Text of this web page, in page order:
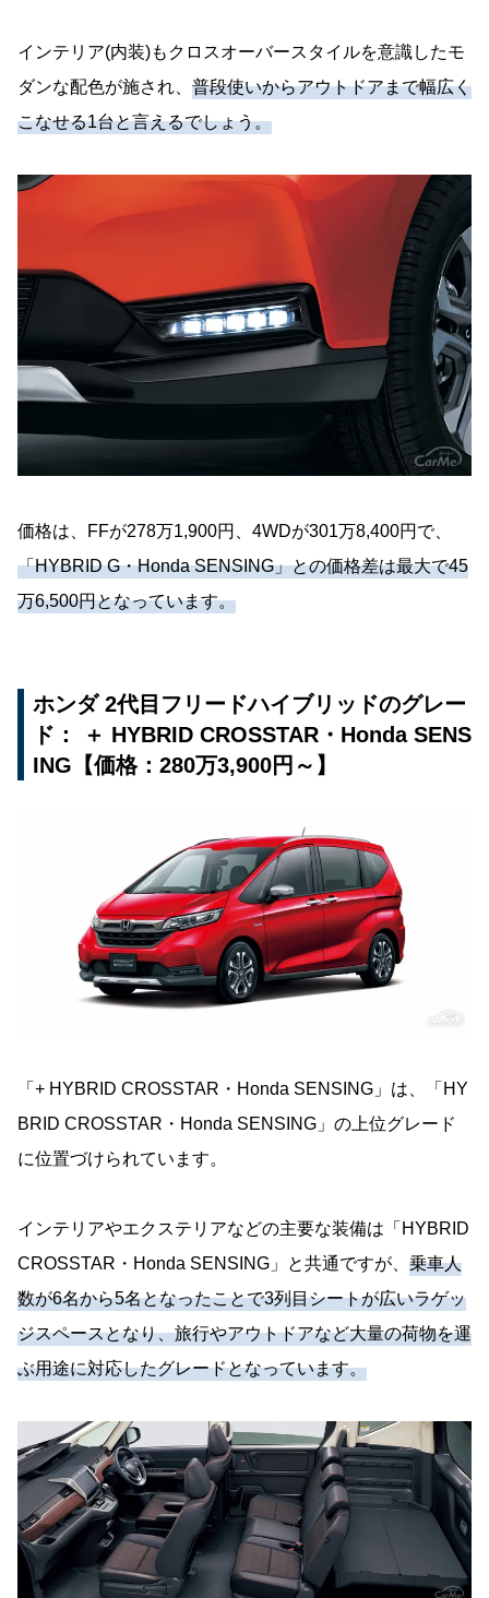
インテリア(内装)もクロスオーバースタイルを意識したモ
ダンな配色が施され、 普段使いからアウトドアまで幅広く
こなせる1台と言えるでしょう。
価格は、FFが278万1,900円、4WDが301万8,400円で、
「HYBRID G・Honda SENSING」との価格差は最大で45
万6,500円となっています。
ホンダ 2代目フリードハイブリッドのグレー
ド： ＋ HYBRID CROSSTAR・Honda SENS
ING【価格：280万3,900円～】
「+ HYBRID CROSSTAR・Honda SENSING」は、「HY
BRID CROSSTAR・Honda SENSING」の上位グレード
に位置づけられています。
インテリアやエクステリアなどの主要な装備は「HYBRID
CROSSTAR・Honda SENSING」と共通ですが、 乗車人
数が6名から5名となったことで3列目シートが広いラゲッ
ジスペースとなり、旅行やアウトドアなど大量の荷物を運
ぶ用途に対応したグレードとなっています。